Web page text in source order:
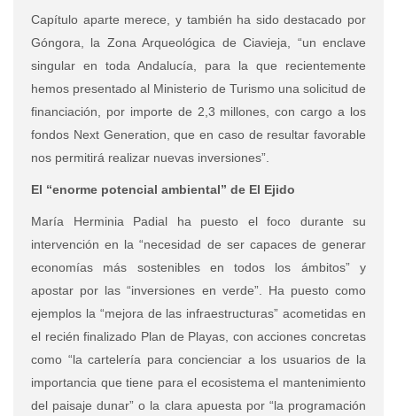
Capítulo aparte merece, y también ha sido destacado por
Góngora, la Zona Arqueológica de Ciavieja, “un enclave
singular en toda Andalucía, para la que recientemente
hemos presentado al Ministerio de Turismo una solicitud de
financiación, por importe de 2,3 millones, con cargo a los
fondos Next Generation, que en caso de resultar favorable
nos permitirá realizar nuevas inversiones”.
El “enorme potencial ambiental” de El Ejido
María Herminia Padial ha puesto el foco durante su
intervención en la “necesidad de ser capaces de generar
economías más sostenibles en todos los ámbitos” y
apostar por las “inversiones en verde”. Ha puesto como
ejemplos la “mejora de las infraestructuras” acometidas en
el recién finalizado Plan de Playas, con acciones concretas
como “la cartelería para concienciar a los usuarios de la
importancia que tiene para el ecosistema el mantenimiento
del paisaje dunar” o la clara apuesta por “la programación